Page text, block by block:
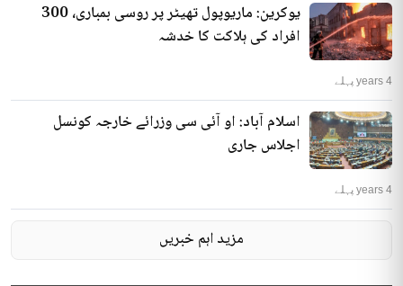
یوکرین: ماریوپول تھیٹر پر روسی بمباری، 300
افراد کی ہلاکت کا خدشہ
4 years پہلے
اسلام آباد: او آئی سی وزرائے خارجہ کونسل
اجلاس جاری
4 years پہلے
مزید اہم خبریں